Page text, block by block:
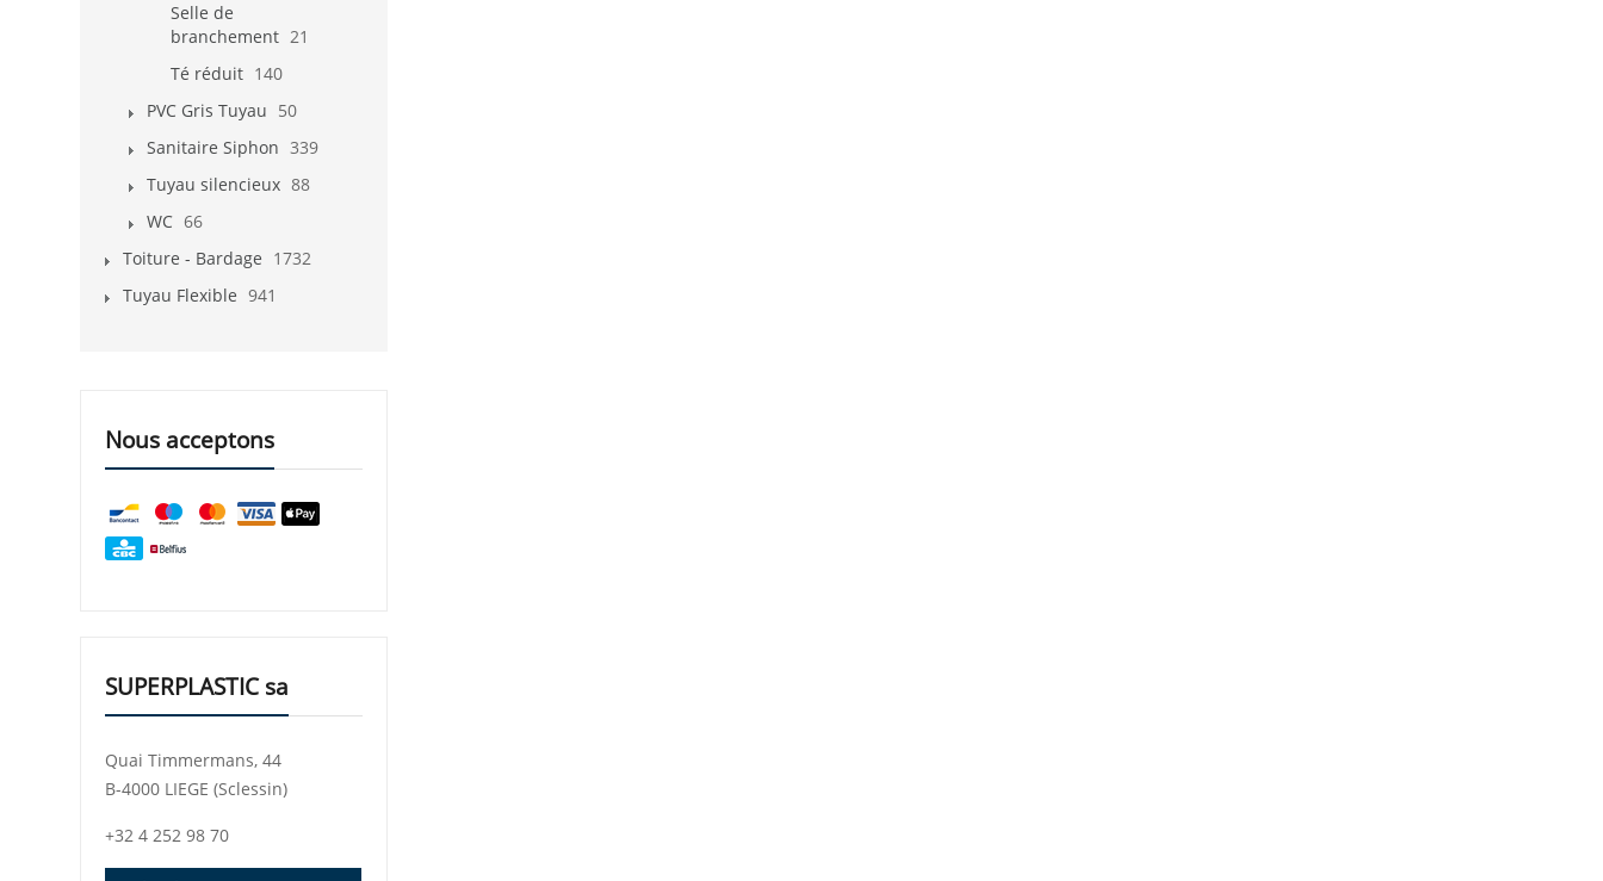
Selle de
branchement 21
Té réduit 140
PVC Gris Tuyau 50
Sanitaire Siphon 339
Tuyau silencieux 88
WC 66
Toiture - Bardage 1732
Tuyau Flexible 941
Nous acceptons
SUPERPLASTIC sa
Quai Timmermans, 44
B-4000 LIEGE (Sclessin)
+32 4 252 98 70